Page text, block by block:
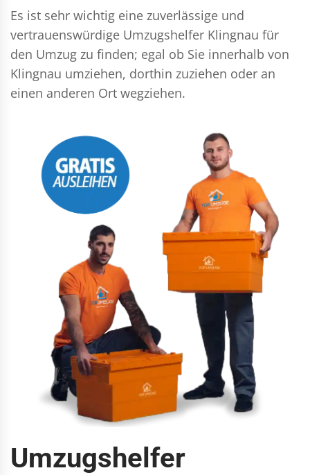
Es ist sehr wichtig eine zuverlässige und
vertrauenswürdige Umzugshelfer Klingnau für
den Umzug zu finden; egal ob Sie innerhalb von
Klingnau umziehen, dorthin zuziehen oder an
einen anderen Ort wegziehen.
Umzugshelfer